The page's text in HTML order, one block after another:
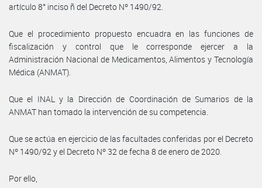
artículo 8° inciso ñ del Decreto Nº 1490/92.
Que el procedimiento propuesto encuadra en las funciones de
fiscalización y control que le corresponde ejercer a la
Administración Nacional de Medicamentos, Alimentos y Tecnología
Médica (ANMAT).
Que el INAL y la Dirección de Coordinación de Sumarios de la
ANMAT han tomado la intervención de su competencia.
Que se actúa en ejercicio de las facultades conferidas por el Decreto
Nº 1490/92 y el Decreto Nº 32 de fecha 8 de enero de 2020.
Por ello,